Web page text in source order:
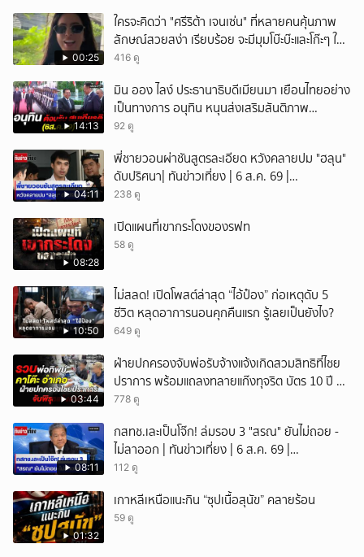
00:25
ใครจะคิดว่า "ศรีริต้า เจนเซ่น" ที่หลายคนคุ้นภาพ
ลักษณ์สวยสง่า เรียบร้อย จะมีมุมโบ๊ะบ๊ะและโก๊ะๆ ให้
ได้อมยิ้มเหมือนกัน งานนี้ทำเอาแฟนๆ ทั้งเอ็นดูทั้ง
416 ดู
14:13
มิน ออง ไลง์ ประธานาธิบดีเมียนมา เยือนไทยอย่าง
เป็นทางการ อนุทิน หนุนส่งเสริมสันติภาพ
เสถียรภาพชายแดน
92 ดู
04:11
พี่ชายวอนผ่าชันสูตรละเอียด หวังคลายปม "ฮลุน"
ดับปริศนา| ทันข่าวเที่ยง | 6 ส.ค. 69 |
NationTV22
238 ดู
08:28
เปิดแผนที่เขากระโดงของรฟท
58 ดู
10:50
ไม่สลด! เปิดโพสต์ล่าสุด “ไอ้ป๋อง” ก่อเหตุดับ 5
ชีวิต หลุดอาการนอนคุกคืนแรก รู้เลยเป็นยังไง?
649 ดู
03:44
ฝ่ายปกครองจับพ่อรับจ้างแจ้งเกิดสวมสิทธิที่ไชย
ปราการ พร้อมแถลงทลายแก๊งทุจริต บัตร 10 ปี ที่
แม่สอด
778 ดู
08:11
กสทช.เละเป็นโจ๊ก! ล่มรอบ 3 "สรณ" ยันไม่ถอย -
ไม่ลาออก | ทันข่าวเที่ยง | 6 ส.ค. 69 |
NationTV22
112 ดู
01:32
เกาหลีเหนือแนะกิน “ซุปเนื้อสุนัข” คลายร้อน
59 ดู